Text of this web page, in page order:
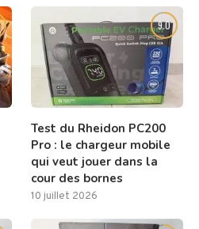
9.0
Test du Rheidon PC200
Pro : le chargeur mobile
qui veut jouer dans la
cour des bornes
10 juillet 2026